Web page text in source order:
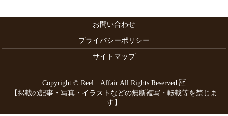
お問い合わせ
プライバシーポリシー
サイトマップ
Copyright © Reel Affair All Rights Reserved.
【掲載の記事・写真・イラストなどの無断複写・転載等を禁じま
す】